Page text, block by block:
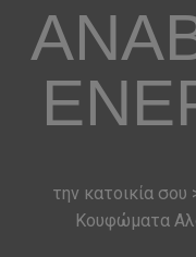
την κατοικία
Κουφώματα